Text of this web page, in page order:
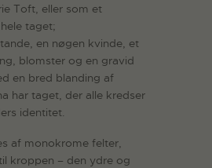
Toft, eller som et
taget;
en nøgen kvinde, et
blomster og en gravid
en bred blanding af
har taget, der alle kredser
identitet.
af monokrome felter,
kroppen – den ydre og